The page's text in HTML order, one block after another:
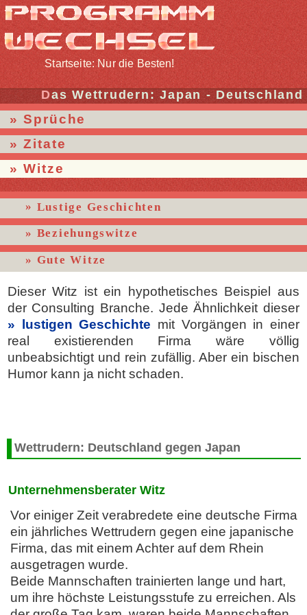
Startseite: Nur die Besten!
Das Wettrudern: Japan - Deutschland
Sprüche
Zitate
Witze
Lustige Geschichten
Beziehungswitze
Gute Witze
Dieser Witz ist ein hypothetisches Beispiel aus
der Consulting Branche. Jede Ähnlichkeit dieser
lustigen Geschichte mit Vorgängen in einer
real existierenden Firma wäre völlig
unbeabsichtigt und rein zufällig. Aber ein bischen
Humor kann ja nicht schaden.
Wettrudern: Deutschland gegen Japan
Unternehmensberater Witz
Vor einiger Zeit verabredete eine deutsche Firma
ein jährliches Wettrudern gegen eine japanische
Firma, das mit einem Achter auf dem Rhein
ausgetragen wurde.
Beide Mannschaften trainierten lange und hart,
um ihre höchste Leistungsstufe zu erreichen. Als